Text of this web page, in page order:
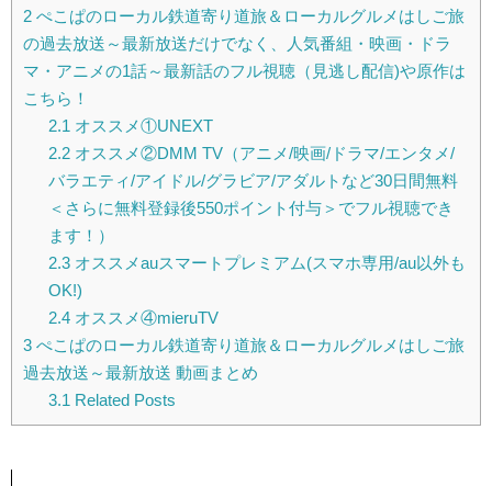
2 ぺこぱのローカル鉄道寄り道旅＆ローカルグルメはしご旅
の過去放送～最新放送だけでなく、人気番組・映画・ドラ
マ・アニメの1話～最新話のフル視聴（見逃し配信)や原作は
こちら！
2.1 オススメ①UNEXT
2.2オススメ②DMM TV（アニメ/映画/ドラマ/エンタメ/
バラエティ/アイドル/グラビア/アダルトなど30日間無料
＜さらに無料登録後550ポイント付与＞でフル視聴でき
ます！）
2.3オススメauスマートプレミアム(スマホ専用/au以外も
OK!)
2.4オススメ④mieruTV
3 ぺこぱのローカル鉄道寄り道旅＆ローカルグルメはしご旅
過去放送～最新放送 動画まとめ
3.1 Related Posts